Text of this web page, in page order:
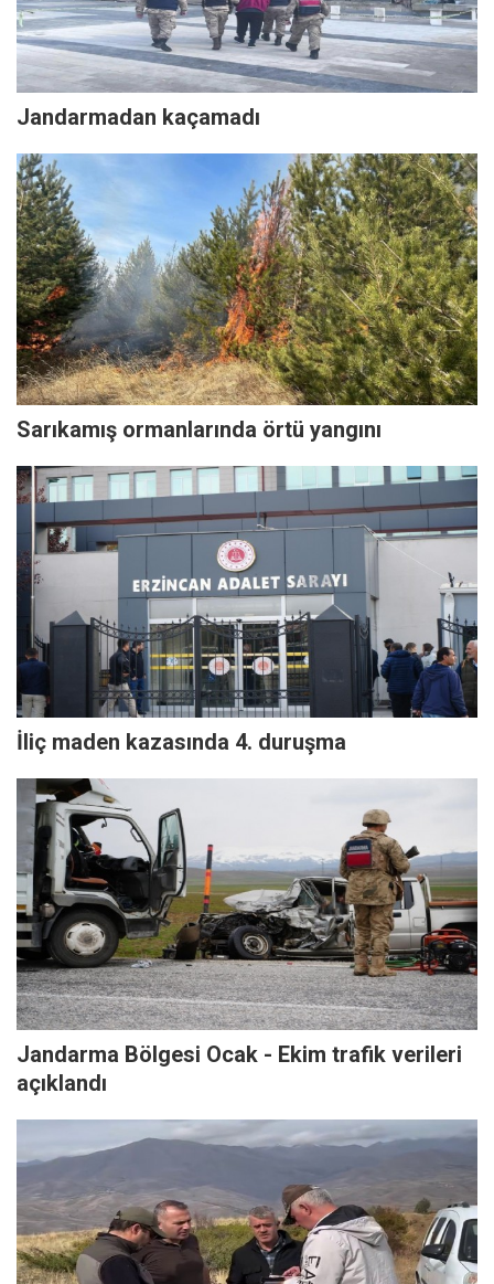
Jandarmadan kaçamadı
Sarıkamış ormanlarında örtü yangını
İliç maden kazasında 4. duruşma
Jandarma Bölgesi Ocak - Ekim trafik verileri
açıklandı